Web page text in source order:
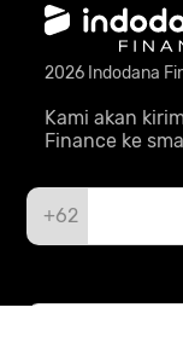
2026 Indodana
Kami akan
Finance ke
+62